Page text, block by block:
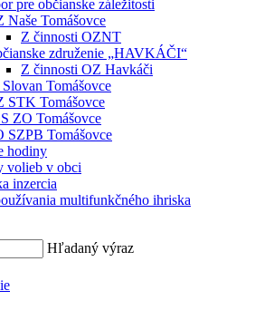
pre občianske záležitosti
Naše Tomášovce
Z činnosti OZNT
združenie „HAVKÁČI“
Z činnosti OZ Havkáči
Tomášovce
STK Tomášovce
ZO Tomášovce
SZPB Tomášovce
hodiny
volieb v obci
inzercia
multifunkčného ihriska
Hľadaný výraz